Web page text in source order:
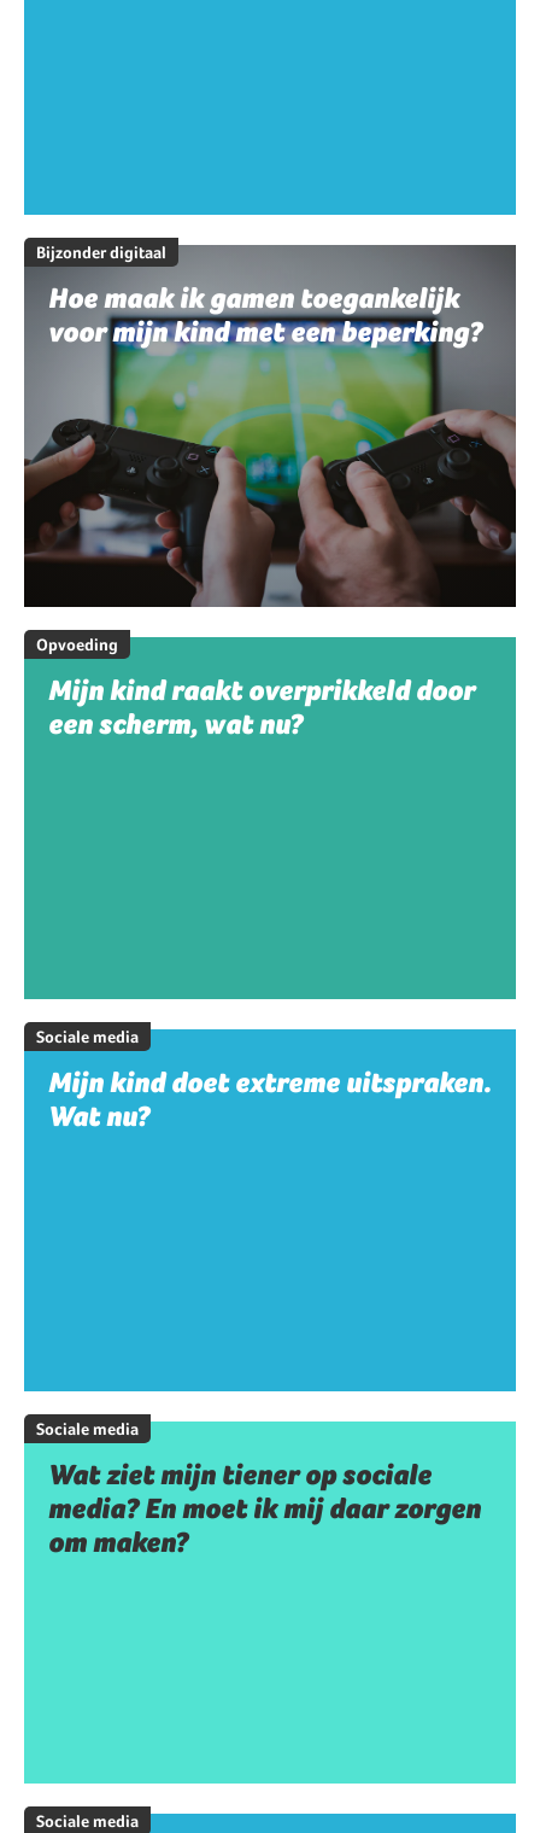
Bijzonder digitaal
Hoe maak ik gamen toegankelijk
voor mijn kind met een beperking?
Opvoeding
Mijn kind raakt overprikkeld door
een scherm, wat nu?
Sociale media
Mijn kind doet extreme uitspraken.
Wat nu?
Sociale media
Wat ziet mijn tiener op sociale
media? En moet ik mij daar zorgen
om maken?
Sociale media